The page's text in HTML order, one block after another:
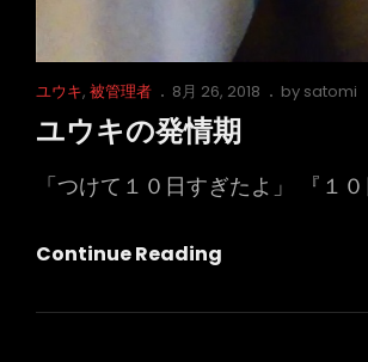
Cat
ユウキ, 被管理者
Posted
on
8月 26, 2018 by satomi
ユウキの発情期
「つけて１０日すぎたよ」 『１
Continue Reading
キ